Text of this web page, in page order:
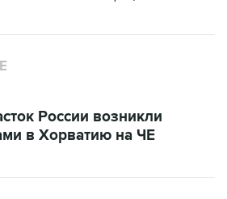
в Хорватию на ЧЕ